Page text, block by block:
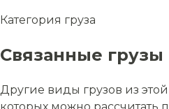
Категория груза
Связанные грузы
Другие виды грузов из